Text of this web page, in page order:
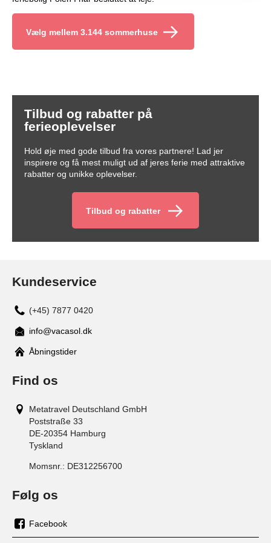
Vælg mellem 3.144 sommerhuse
Tilbud og rabatter på
ferieoplevelser
Hold øje med gode tilbud fra vores partnere! Lad jer
inspirere og få mest muligt ud af jeres ferie med attraktive
rabatter og unikke oplevelser.
Tilbud og rabatter
Kundeservice
(+45) 7877 0420
info@vacasol.dk
Åbningstider
Find os
Metatravel Deutschland GmbH
Poststraße 33
DE-20354 Hamburg
Tyskland
Momsnr.: DE312256700
Følg os
os
Facebook